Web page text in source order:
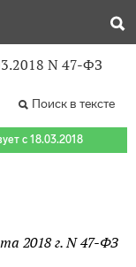
N 47-ФЗ
Поиск в тексте
с 18.03.2018
2018 г. N 47-ФЗ